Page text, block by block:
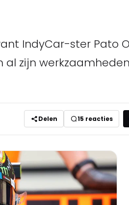
IndyCar-ster Pato
zijn
Delen 15 reacties